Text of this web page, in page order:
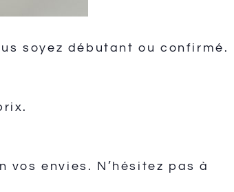
soyez débutant ou confirmé.
vos envies. N’hésitez pas à